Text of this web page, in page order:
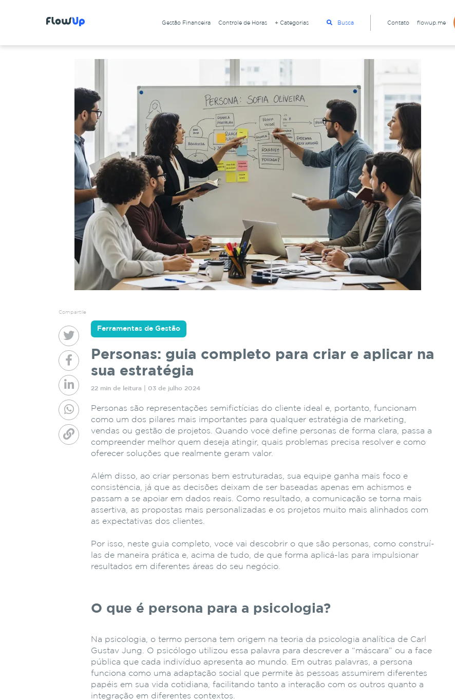
Gestão Financeira Controle de Horas + Categorias Busca Contato flowup.me
Compartile
Ferramentas de Gestão
Personas: guia completo para criar e aplicar na
sua estratégia
22 min de leitura | 03 de julho 2024
Personas são representações semifictícias do cliente ideal e, portanto, funcionam
como um dos pilares mais importantes para qualquer estratégia de marketing,
vendas ou gestão de projetos. Quando você define personas de forma clara, passa a
compreender melhor quem deseja atingir, quais problemas precisa resolver e como
oferecer soluções que realmente geram valor.
Além disso, ao criar personas bem estruturadas, sua equipe ganha mais foco e
consistência, já que as decisões deixam de ser baseadas apenas em achismos e
passam a se apoiar em dados reais. Como resultado, a comunicação se torna mais
assertiva, as propostas mais personalizadas e os projetos muito mais alinhados com
as expectativas dos clientes.
Por isso, neste guia completo, você vai descobrir o que são personas, como construí-
las de maneira prática e, acima de tudo, de que forma aplicá-las para impulsionar
resultados em diferentes áreas do seu negócio.
O que é persona para a psicologia?
Na psicologia, o termo persona tem origem na teoria da psicologia analítica de Carl
Gustav Jung. O psicólogo utilizou essa palavra para descrever a “máscara” ou a face
pública que cada indivíduo apresenta ao mundo. Em outras palavras, a persona
funciona como uma adaptação social que permite às pessoas assumirem diferentes
papéis em sua vida cotidiana, facilitando tanto a interação com os outros quanto a
integração em diferentes contextos.